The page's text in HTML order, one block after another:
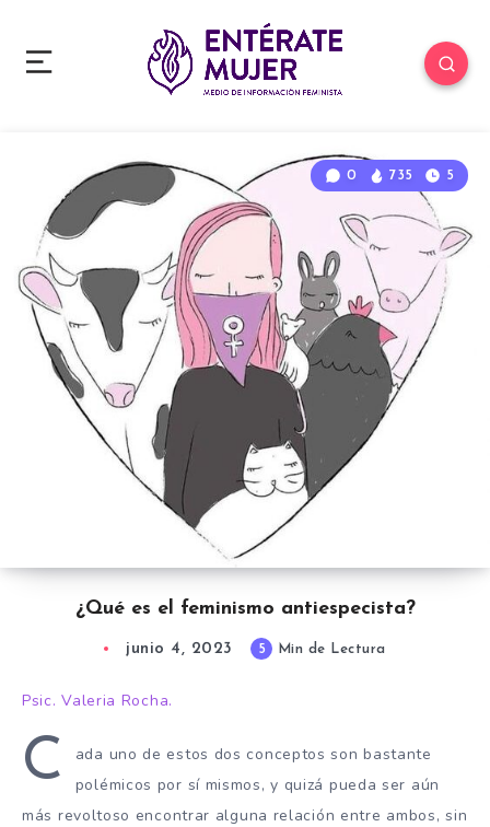
¿Qué es el feminismo antiespecista?
0 735 5
junio 4, 2023 5 Min de Lectura
Psic. Valeria Rocha.
C
ada uno de estos dos conceptos son bastante
polémicos por sí mismos, y quizá pueda ser aún
más revoltoso encontrar alguna relación entre ambos, sin